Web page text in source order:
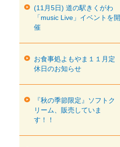
(11月5日) 道の駅きくがわ
「music Live」イベントを開
催
お食事処よもやま１１月定
休日のお知らせ
『秋の季節限定』ソフトク
リーム、販売していま
す！！